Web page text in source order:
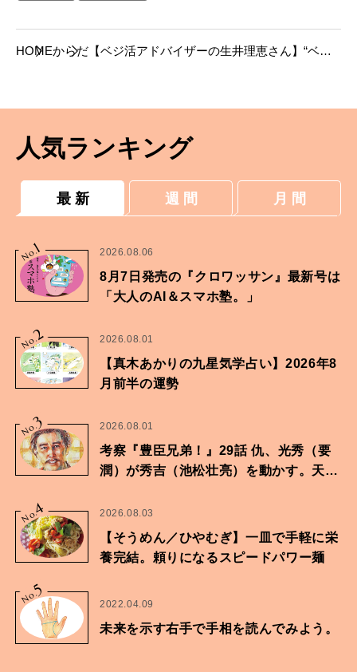
HOMEからだ 【ベジ活アドバイザーの生井理恵さん】“ベジ
人気ランキング
最 新 週 間 月 間
No.
1 2026.08.06
8月7日発売の『クロワッサン』最新号は
「大人のAI＆スマホ塾。」
No.2 2026.08.01
【真木あかりの九星気学占い】2026年8
月前半の運勢
No.3 2026.08.01
考察『豊臣兄弟！』29話 仇、光秀（要
潤）が秀吉（池松壮亮）を動かす。天下
No.4 2026.08.03
【そうめん／ひやむぎ】一皿で手軽に栄
養完結。頼りになるスピードパワー麺
No.
5
2022.04.09
未来を示す右手で手相を読んでみよう。